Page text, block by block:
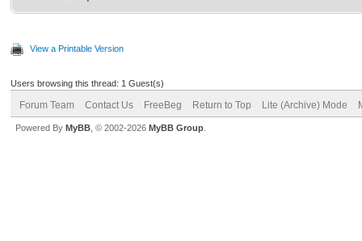
View a Printable Version
Users browsing this thread: 1 Guest(s)
Forum Team Contact Us FreeBeg Return to Top Lite (Archive) Mode
Powered By MyBB , © 2002-2026 MyBB Group